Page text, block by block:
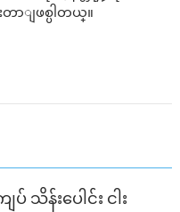
တာျဖစ္ပါတယ္။
သိန်းပေါင်း ငါး​